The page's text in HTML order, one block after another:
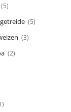
(5)
(5)
(3)
(2)